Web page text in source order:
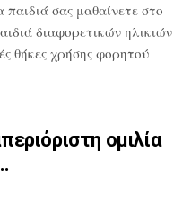
παιδιά σας μαθαίνετε στο
διαφορετικών ηλικιών
θήκες χρήσης φορητού
ομιλία